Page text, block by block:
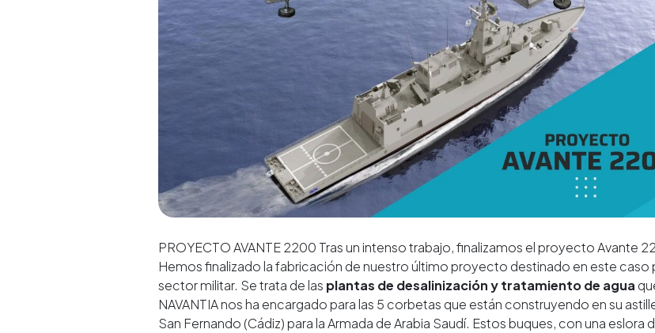
PROYECTO AVANTE 2200 Tras un intenso trabajo, finalizamos el proyecto Avante
Hemos finalizado la fabricación de nuestro último proyecto destinado en este caso
sector militar. Se trata de las plantas de desalinización y tratamiento de agua
NAVANTIAnos ha encargado para las 5 corbetas que están construyendo en su
San Fernando (Cádiz) para la Armada de Arabia Saudí. Estos buques, con una eslora